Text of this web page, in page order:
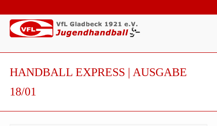
HANDBALL EXPRESS | AUSGABE
18/01